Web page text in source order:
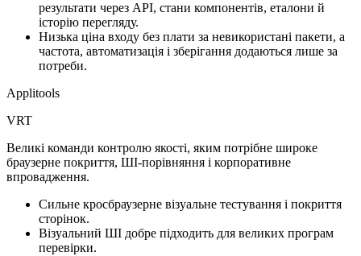
результати через API, стани компонентів, еталони й
історію перегляду.
Низька ціна входу без плати за невикористані пакети, а
частота, автоматизація і зберігання додаються лише за
потреби.
Applitools
VRT
Великі команди контролю якості, яким потрібне широке
браузерне покриття, ШІ-порівняння і корпоративне
впровадження.
Сильне кросбраузерне візуальне тестування і покриття
сторінок.
Візуальний ШІ добре підходить для великих програм
перевірки.